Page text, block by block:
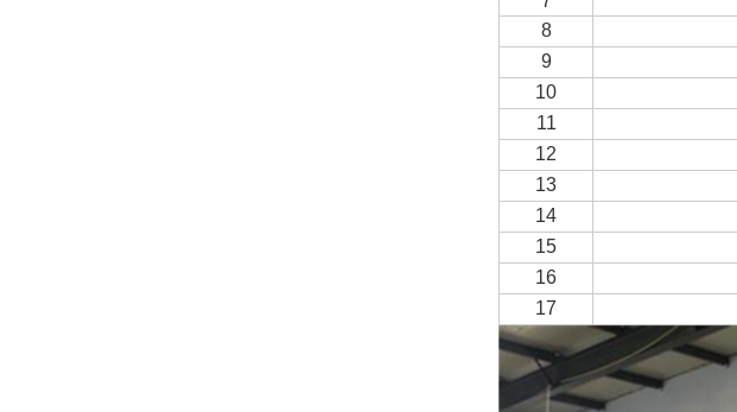
8
9
10
11
12
13
14
15
16
17